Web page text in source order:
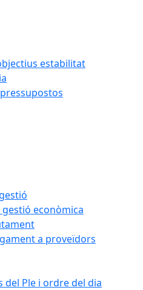
estabilitat
econòmica
a proveïdors
del Ple i ordre del dia